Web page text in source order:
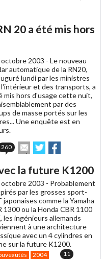
20 a été mis hors
octobre 2003 - Le nouveau
automatique de la RN20,
lundi par les ministres
et des transports, a
mis hors d'usage cette nuit,
par des
de masse portés sur les
Une enquête est en
260
Envoyer
cet
à
un
ami
Partager
sur sur
la future K1200
octobre 2003 - Probablement
par les grosses sport-
japonaises comme la Yamaha
1300 ou la Honda CBR 1100
les ingénieurs allemands
à une architecture
avec un 4 cylindres en
sur la future K1200.
2004 11